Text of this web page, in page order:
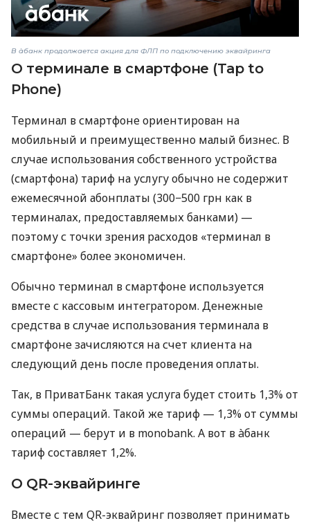
В àбанк продолжается акция для ФЛП по подключению эквайринга
О терминале в смартфоне (Tap to
Phone)
Терминал в смартфоне ориентирован на
мобильный и преимущественно малый бизнес. В
случае использования собственного устройства
(смартфона) тариф на услугу обычно не содержит
ежемесячной абонплаты (300−500 грн как в
терминалах, предоставляемых банками) —
поэтому с точки зрения расходов «терминал в
смартфоне» более экономичен.
Обычно терминал в смартфоне используется
вместе с кассовым интегратором. Денежные
средства в случае использования терминала в
смартфоне зачисляются на счет клиента на
следующий день после проведения оплаты.
Так, в ПриватБанк такая услуга будет стоить 1,3% от
суммы операций. Такой же тариф — 1,3% от суммы
операций — берут и в monobank. А вот в àбанк
тариф составляет 1,2%.
О QR-эквайринге
Вместе с тем QR-эквайринг позволяет принимать